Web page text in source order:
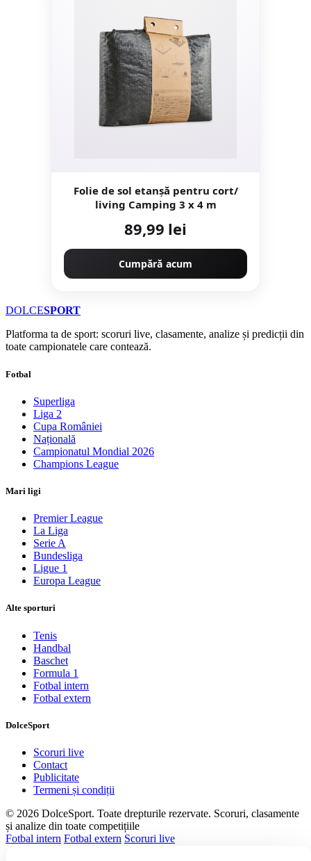
Folie de sol etanșă pentru cort/
living Camping 3 x 4 m
89,99 lei
Cumpără acum
DOLCESPORT
Platforma ta de sport: scoruri live, clasamente, analize și predicții din
toate campionatele care contează.
Fotbal
Superliga
Liga 2
Cupa României
Națională
Campionatul Mondial 2026
Champions League
Mari ligi
Premier League
La Liga
Serie A
Bundesliga
Ligue 1
Europa League
Alte sporturi
Tenis
Handbal
Baschet
Formula 1
Fotbal intern
Fotbal extern
DolceSport
Scoruri live
Contact
Publicitate
Termeni și condiții
© 2026 DolceSport. Toate drepturile rezervate. Scoruri, clasamente
și analize din toate competițiile
Fotbal intern Fotbal extern Scoruri live